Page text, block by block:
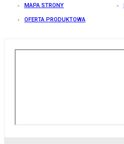
MAPA STRONY
OFERTA PRODUKTOWA